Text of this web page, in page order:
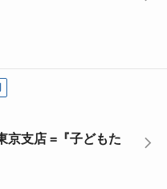
京支店 =『子どもた